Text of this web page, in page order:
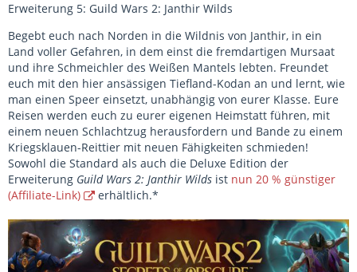
Erweiterung 5: Guild Wars 2: Janthir Wilds
Begebt euch nach Norden in die Wildnis von Janthir, in ein
Land voller Gefahren, in dem einst die fremdartigen Mursaat
und ihre Schmeichler des Weißen Mantels lebten. Freundet
euch mit den hier ansässigen Tiefland-Kodan an und lernt, wie
man einen Speer einsetzt, unabhängig von eurer Klasse. Eure
Reisen werden euch zu eurer eigenen Heimstatt führen, mit
einem neuen Schlachtzug herausfordern und Bande zu einem
Kriegsklauen-Reittier mit neuen Fähigkeiten schmieden!
Sowohl die Standard als auch die Deluxe Edition der
Erweiterung Guild Wars 2: Janthir Wilds ist nun 20 % günstiger
(Affiliate-Link)
erhältlich.*